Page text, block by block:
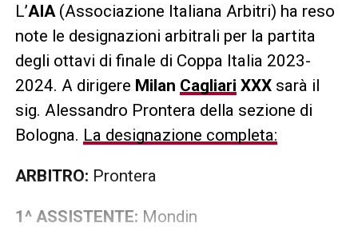
L’AIA(Associazione Italiana Arbitri) ha reso
note le designazioni arbitrali per la partita
degli ottavi di finale di Coppa Italia 2023-
2024. A dirigere Milan Cagliari XXXsarà il
sig. Alessandro Prontera della sezione di
Bologna. La designazione completa:
ARBITRO: Prontera
1^ ASSISTENTE: Mondin